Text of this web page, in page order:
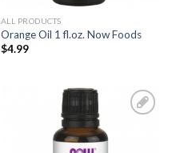
ALL PRODUCTS
Orange Oil 1 fl.oz. Now Foods
$4.99